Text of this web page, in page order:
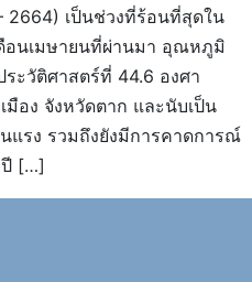
2664) เป็นช่วงที่ร้อนที่สุดใน
อนเมษายนที่ผ่านมา อุณหภูมิ
ะวัติศาสตร์ที่ 44.6 องศา
มือง จังหวัดตาก และนับเป็น
รง รวมถึงยังมีการคาดการณ์
ปี […]